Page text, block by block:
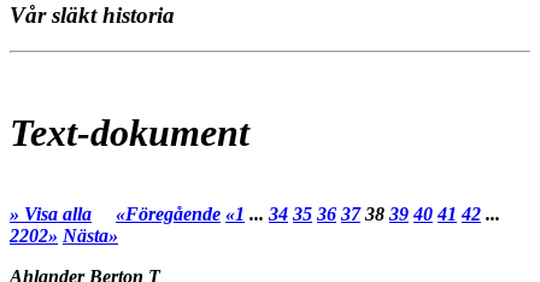
Vår släkt historia
Text-dokument
» Visa alla «Föregående «1 ... 34 35 36 37 38 39 40 41 42 ...
2202» Nästa»
Ahlander Berton T